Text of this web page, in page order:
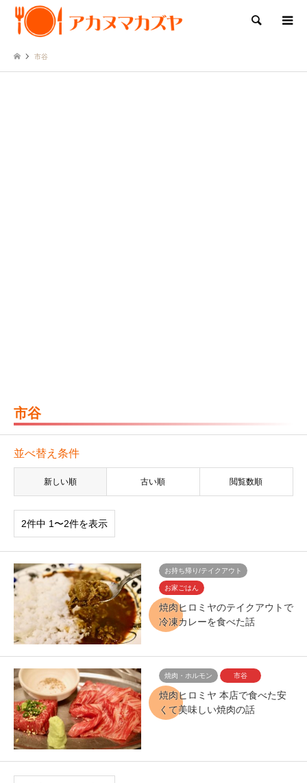
検索
市谷
市谷
並べ替え条件
新しい順 古い順 閲覧数順
2件中 1〜2件を表示
お持ち帰り/テイクアウト
お家ごはん
焼肉ヒロミヤのテイクアウトで
冷凍カレーを食べた話
焼肉・ホルモン 市谷
焼肉ヒロミヤ 本店で食べた安
くて美味しい焼肉の話